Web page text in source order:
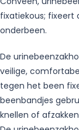
fixatiekous;
onderbeen.
De
veilige,
tegen het been
beenbandjes
knellen of